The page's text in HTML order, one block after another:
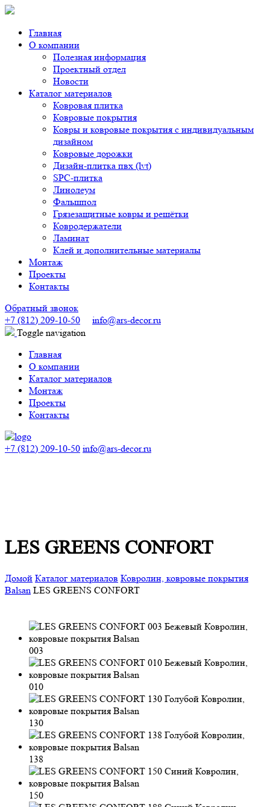
Главная
О компании
Полезная информация
Проектный отдел
Новости
Каталог материалов
Ковровая плитка
Ковровые покрытия
Ковры и ковровые покрытия с индивидуальным
дизайном
Ковровые дорожки
Дизайн-плитка пвх (lvt)
SPC-плитка
Линолеум
Фальшпол
Грязезащитные ковры и решётки
Ковродержатели
Ламинат
Клей и дополнительные материалы
Монтаж
Проекты
Контакты
Обратный звонок
+7 (812) 209-10-50
info@ars-decor.ru
Toggle navigation
Главная
О компании
Каталог материалов
Монтаж
Проекты
Контакты
+7 (812) 209-10-50 info@ars-decor.ru
LES GREENS CONFORT
Домой Каталог материалов Ковролин, ковровые покрытия
Balsan LES GREENS CONFORT
003
010
130
138
150